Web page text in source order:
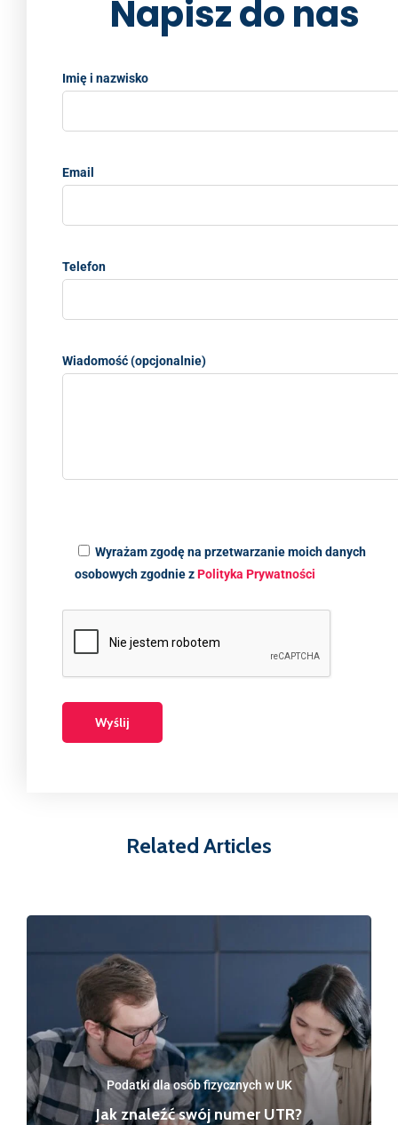
Napisz do nas
Imię i nazwisko
Email
Telefon
Wiadomość (opcjonalnie)
Wyrażam zgodę na przetwarzanie moich danych
osobowych zgodnie zPolityka Prywatności
Related Articles
Podatki dla osób fizycznych w UK
Jak znaleźć swój numer UTR?